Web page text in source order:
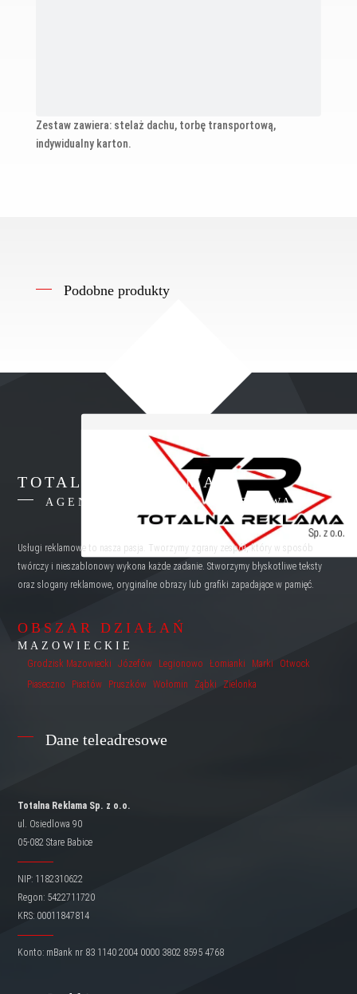
Zestaw zawiera: stelaż dachu, torbę transportową,
indywidualny karton.
Podobne produkty
TOTALNA REKLAMA
AGENCJA REKLAMY WARSZAWA
Usługi reklamowe to nasza pasja. Tworzymy zgrany zespół, który w sposób
twórczy i nieszablonowy wykona każde zadanie. Stworzymy błyskotliwe teksty
oraz slogany reklamowe, oryginalne obrazy lub grafiki zapadające w pamięć.
OBSZAR DZIAŁAŃ
MAZOWIECKIE
Grodzisk Mazowiecki Józefów Legionowo Łomianki Marki
Otwock
Piaseczno
Piastów Pruszków Wołomin Ząbki Zielonka
Dane teleadresowe
Totalna Reklama Sp. z o.o.
ul. Osiedlowa 90
05-082 Stare Babice
NIP: 1182310622
Regon: 5422711720
KRS: 00011847814
Konto: mBank nr 83 1140 2004 0000 3802 8595 4768